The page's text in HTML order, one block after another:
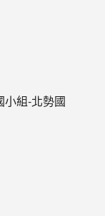
小組-北勢國